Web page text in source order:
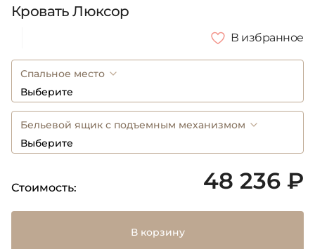
Кровать Люксор
В избранное
Спальное место
Выберите
Бельевой ящик с подъемным механизмом
Выберите
Стоимость: 48 236 ₽
В корзину